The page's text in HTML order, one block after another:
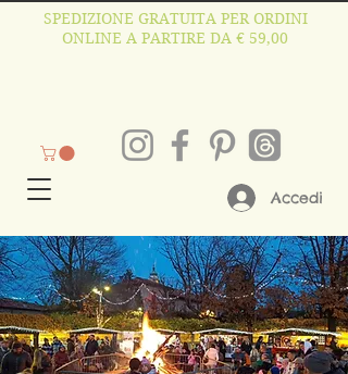
SPEDIZIONE GRATUITA PER ORDINI
ONLINE A PARTIRE DA € 59,00
Accedi